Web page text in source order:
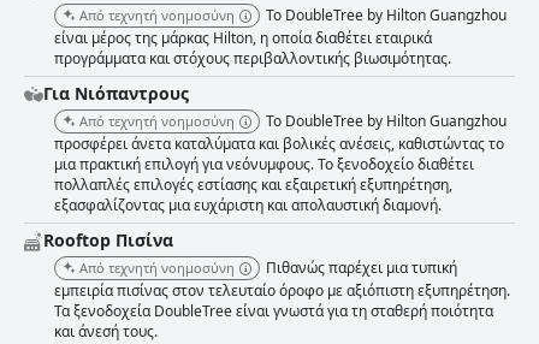
της. Συνολικά, το προσωπικό επέδειξε εξαιρετική εξυπηρέτηση και
προσοχή, ενώ αναφέρθηκαν μόνο μικροπροβλήματα κατά τη διαδικασία
του check-in.
Από τεχνητή νοημοσύνη
Το DoubleTree by Hilton Guangzhou
είναι μέρος της μάρκας Hilton, η οποία διαθέτει εταιρικά
προγράμματα και στόχους περιβαλλοντικής βιωσιμότητας.
Για Νιόπαντρους
Από τεχνητή νοημοσύνη
Το DoubleTree by Hilton Guangzhou
προσφέρει άνετα καταλύματα και βολικές ανέσεις, καθιστώντας το
μια πρακτική επιλογή για νεόνυμφους. Το ξενοδοχείο διαθέτει
πολλαπλές επιλογές εστίασης και εξαιρετική εξυπηρέτηση,
εξασφαλίζοντας μια ευχάριστη και απολαυστική διαμονή.
Rooftop Πισίνα
Από τεχνητή νοημοσύνη
Πιθανώς παρέχει μια τυπική
εμπειρία πισίνας στον τελευταίο όροφο με αξιόπιστη εξυπηρέτηση.
Τα ξενοδοχεία DoubleTree είναι γνωστά για τη σταθερή ποιότητα
και άνεσή τους.